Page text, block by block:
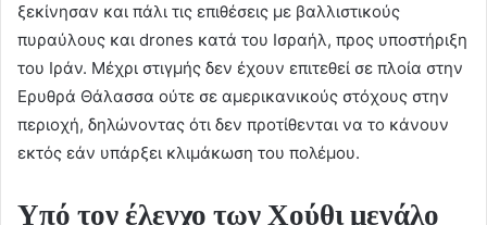
ξεκίνησαν και πάλι τις επιθέσεις με βαλλιστικούς
πυραύλους και drones κατά του Ισραήλ, προς υποστήριξη
του Ιράν. Μέχρι στιγμής δεν έχουν επιτεθεί σε πλοία στην
Ερυθρά Θάλασσα ούτε σε αμερικανικούς στόχους στην
περιοχή, δηλώνοντας ότι δεν προτίθενται να το κάνουν
εκτός εάν υπάρξει κλιμάκωση του πολέμου.
Υπό τον έλεγχο των Χούθι μεγάλο